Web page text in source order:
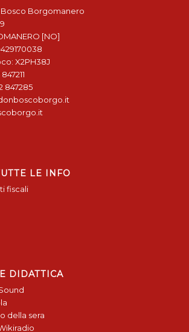
Borgomanero
[NO]
X2PH38J
847285
LE INFO
fiscali
DIDATTICA
della sera